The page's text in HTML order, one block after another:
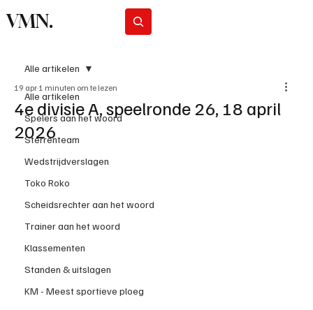
VMN.
Alle artikelen
Spelers aan het woord
Sterrenteam
Wedstrijdverslagen
Toko Roko
Scheidsrechter aan het woord
Trainer aan het woord
Klassementen
Standen & uitslagen
KM - Meest sportieve ploeg
Alle artikelen
4e divisie A, speelronde 26, 18 april
2026
19 apr 1 minuten om te lezen